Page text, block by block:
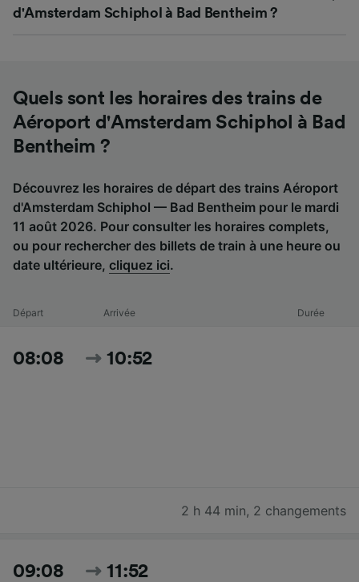
d'Amsterdam Schiphol à Bad Bentheim ?
Quels sont les horaires des trains de
Aéroport d'Amsterdam Schiphol à Bad
Bentheim ?
Découvrez les horaires de départ des trains Aéroport
d'Amsterdam Schiphol — Bad Bentheim pour le mardi
11 août 2026. Pour consulter les horaires complets,
ou pour rechercher des billets de train à une heure ou
date ultérieure, cliquez ici.
Départ Arrivée Durée
08:08 10:52
2 h 44 min, 2 changements
09:08 11:52